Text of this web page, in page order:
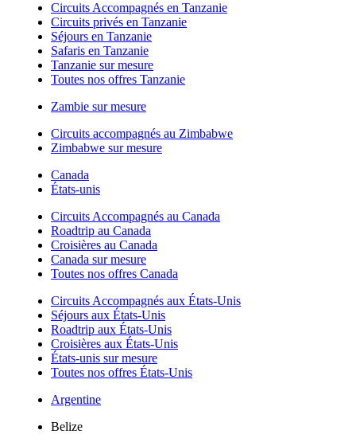
Circuits Accompagnés en Tanzanie
Circuits privés en Tanzanie
Séjours en Tanzanie
Safaris en Tanzanie
Tanzanie sur mesure
Toutes nos offres Tanzanie
Zambie sur mesure
Circuits accompagnés au Zimbabwe
Zimbabwe sur mesure
Canada
États-unis
Circuits Accompagnés au Canada
Roadtrip au Canada
Croisières au Canada
Canada sur mesure
Toutes nos offres Canada
Circuits Accompagnés aux États-Unis
Séjours aux États-Unis
Roadtrip aux États-Unis
Croisières aux États-Unis
États-unis sur mesure
Toutes nos offres États-Unis
Argentine
Belize